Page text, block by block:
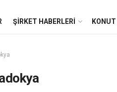
ŞIRKET HABERLERI